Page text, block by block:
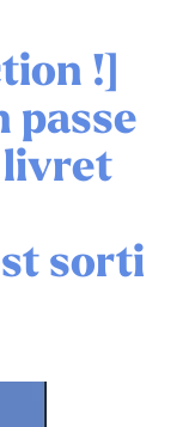
!]
passe
livret
sorti